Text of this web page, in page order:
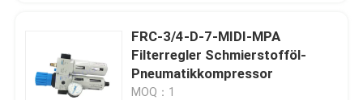
FRC-3/4-D-7-MIDI-MPA
Filterregler Schmierstofföl-
Pneumatikkompressor
MOQ：1